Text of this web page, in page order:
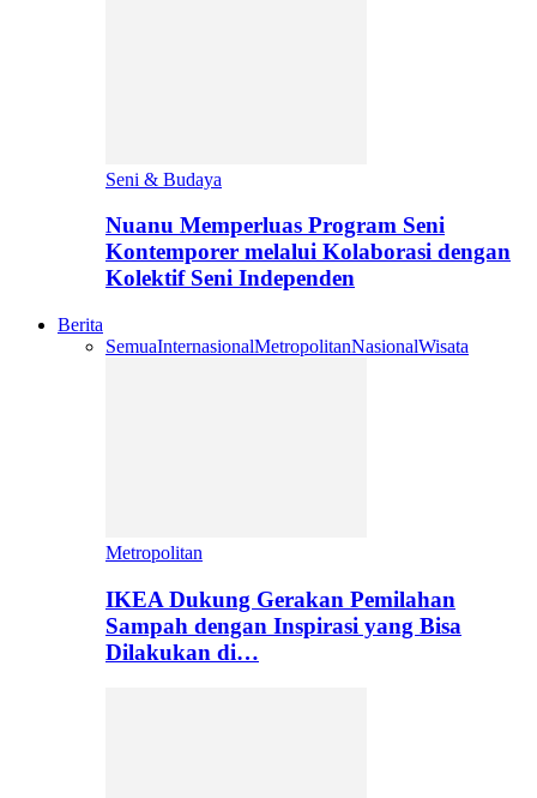
Seni & Budaya
Nuanu Memperluas Program Seni
Kontemporer melalui Kolaborasi dengan
Kolektif Seni Independen
Berita
SemuaInternasionalMetropolitanNasionalWisata
Metropolitan
IKEA Dukung Gerakan Pemilahan
Sampah dengan Inspirasi yang Bisa
Dilakukan di…